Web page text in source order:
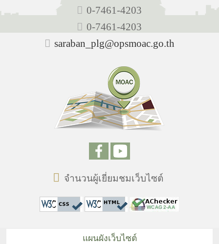
0-7461-4203
0-7461-4203
saraban_plg@opsmoac.go.th
จำนวนผู้เยี่ยมชมเว็บไซต์
แผนผังเว็บไซต์